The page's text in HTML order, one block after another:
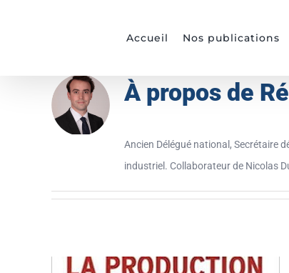
Accueil Nos publications
À propos de
Ancien Délégué national, Secrétaire
industriel. Collaborateur de Nicolas